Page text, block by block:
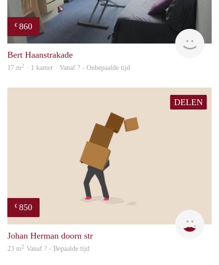
€ 860
Bert Haanstrakade
17 m2 · 1 kamer · Vanaf ? - Onbepaalde tijd
DELEN
€ 850
Johan Herman doorn str
23 m2 Vanaf ? - Bepaalde tijd